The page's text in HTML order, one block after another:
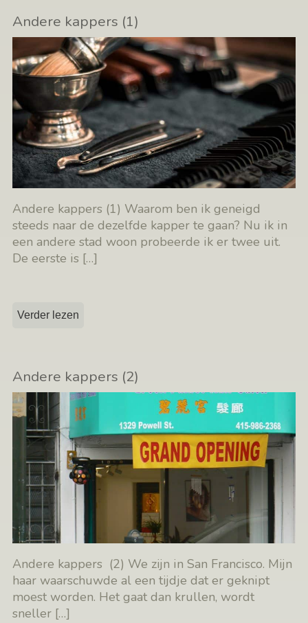
Andere kappers (1)
Andere kappers (1) Waarom ben ik geneigd
steeds naar de dezelfde kapper te gaan? Nu ik in
een andere stad woon probeerde ik er twee uit.
De eerste is […]
Verder lezen
Andere kappers (2)
Andere kappers (2) We zijn in San Francisco. Mijn
haar waarschuwde al een tijdje dat er geknipt
moest worden. Het gaat dan krullen, wordt
sneller […]